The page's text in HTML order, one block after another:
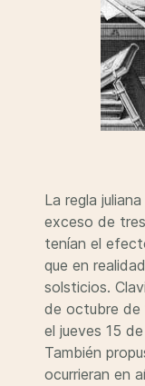
La regla
exceso de
tenían el
que en
solsticios.
de octubre de
el jueves 15
También
ocurrieran en